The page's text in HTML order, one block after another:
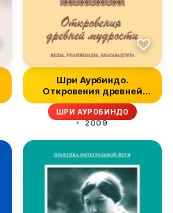
Шри Аурбиндо.
Откровения древней
мудрости. Веды, У...
ШРИ АУРОБИНДО
2009